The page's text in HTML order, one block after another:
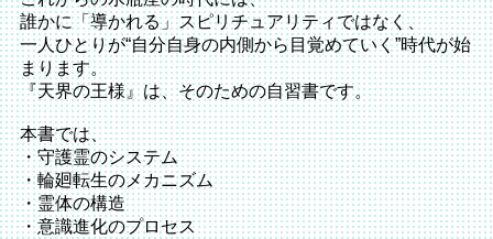
誰かに「導かれる」スピリチュアリティではなく、
一人ひとりが“自分自身の内側から目覚めていく”時代が始
まります。
『天界の王様』は、そのための自習書です。
本書では、
・守護霊のシステム
・輪廻転生のメカニズム
・霊体の構造
・意識進化のプロセス